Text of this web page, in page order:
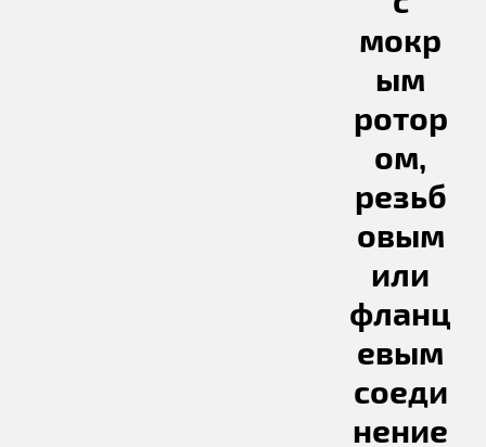
мокр
ым
ротор
ом,
резьб
овым
или
фланц
евым
соеди
нение